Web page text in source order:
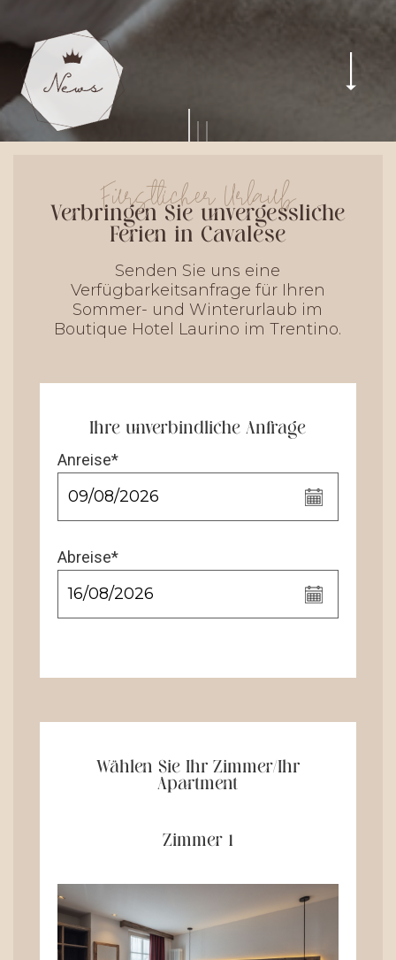
Fürstlicher Urlaub
Verbringen Sie unvergessliche
Ferien in Cavalese
Senden Sie uns eine
Verfügbarkeitsanfrage für Ihren
Sommer- und Winterurlaub im
Boutique Hotel Laurino im Trentino.
Ihre unverbindliche Anfrage
Anreise*
Abreise*
Wählen Sie Ihr Zimmer/Ihr
Apartment
Zimmer 1